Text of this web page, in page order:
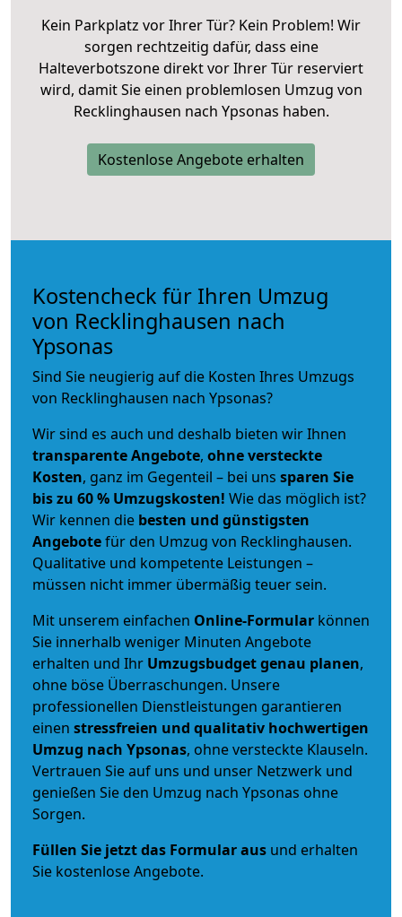
Kein Parkplatz vor Ihrer Tür? Kein Problem! Wir
sorgen rechtzeitig dafür, dass eine
Halteverbotszone direkt vor Ihrer Tür reserviert
wird, damit Sie einen problemlosen Umzug von
Recklinghausen nach Ypsonas haben.
Kostenlose Angebote erhalten
Kostencheck für Ihren Umzug
von Recklinghausen nach
Ypsonas
Sind Sie neugierig auf die Kosten Ihres Umzugs
von Recklinghausen nach Ypsonas?
Wir sind es auch und deshalb bieten wir Ihnen
transparente Angebote, ohne versteckte
Kosten, ganz im Gegenteil – bei uns sparen Sie
bis zu 60 % Umzugskosten! Wie das möglich ist?
Wir kennen die besten und günstigsten
Angebotefür den Umzug von Recklinghausen.
Qualitative und kompetente Leistungen –
müssen nicht immer übermäßig teuer sein.
Mit unserem einfachen Online-Formular können
Sie innerhalb weniger Minuten Angebote
erhalten und Ihr Umzugsbudgetgenau planen,
ohne böse Überraschungen. Unsere
professionellen Dienstleistungen garantieren
einen stressfreien und qualitativ hochwertigen
Umzug nach Ypsonas, ohne versteckte Klauseln.
Vertrauen Sie auf uns und unser Netzwerk und
genießen Sie den Umzug nach Ypsonas ohne
Sorgen.
Füllen Sie jetzt das Formular aus und erhalten
Sie kostenlose Angebote.